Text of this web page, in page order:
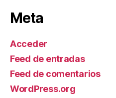
Meta
Acceder
Feed de entradas
Feed de comentarios
WordPress.org